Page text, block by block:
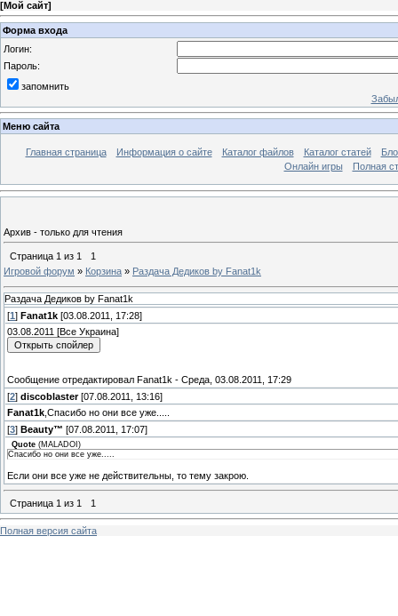
[Мой сайт]
Форма входа
Логин:
Пароль:
запомнить
Меню сайта
Главная страница Информация о сайте Каталог файлов Каталог статей
Онлайн игры
Полная
Архив - только для чтения
Страница 1 из 1
1
Игровой форум » Корзина » Раздача Дедиков by Fanat1k
Раздача Дедиков by Fanat1k
[1 ] Fanat1k [03.08.2011, 17:28]
03.08.2011 [Все Украина]
Сообщение отредактировал Fanat1k - Среда, 03.08.2011, 17:29
[2] discoblaster[07.08.2011, 13:16]
Fanat1k ,Спасибо но они все уже.....
[3] Beauty™ [07.08.2011, 17:07]
Quote (MALADOI )
Спасибо но они все уже.....
Если они все уже не действительны, то тему закрою.
Страница 1 из 1 1
Полная версия сайта